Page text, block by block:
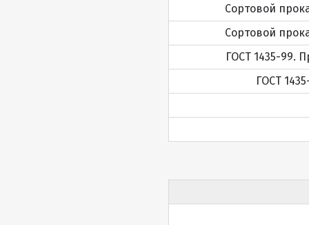
Сортовой
Сортовой
ГОСТ 1435-99.
ГОСТ